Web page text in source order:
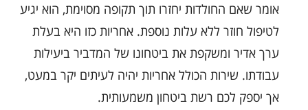
אומר שאם החולדות יחזרו תוך תקופה מסוימת, הוא יגיע
לטיפול חוזר ללא עלות נוספת. אחריות כזו היא בעלת
ערך אדיר ומשקפת את ביטחונו של המדביר ביעילות
עבודתו. שירות הכולל אחריות יהיה לעיתים יקר במעט,
אך יספק לכם רשת ביטחון משמעותית.